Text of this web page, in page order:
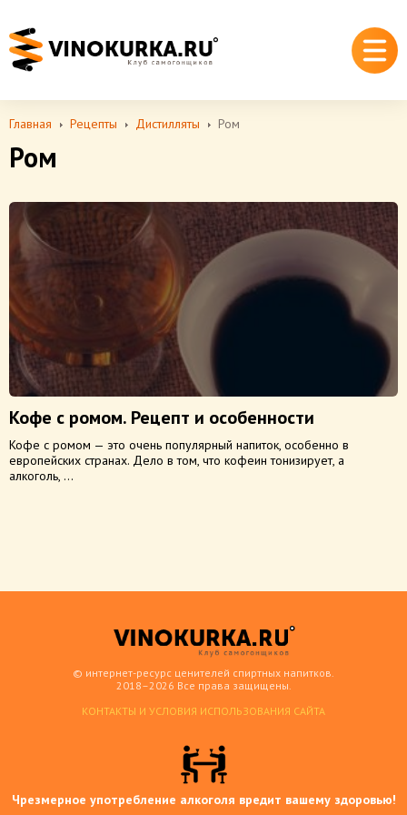
Главная Рецепты Дистилляты Ром
Ром
Кофе с ромом. Рецепт и особенности
Кофе с ромом — это очень популярный напиток, особенно в
европейских странах. Дело в том, что кофеин тонизирует, а
алкоголь, ...
© интернет-ресурс ценителей спиртных напитков.
2018–2026 Все права защищены.
КОНТАКТЫ И УСЛОВИЯ ИСПОЛЬЗОВАНИЯ САЙТА
Чрезмерное употребление алкоголя вредит вашему здоровью!